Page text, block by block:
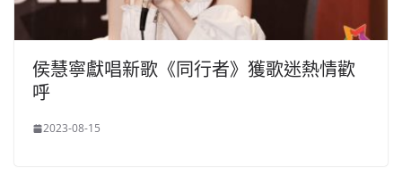
侯慧寧獻唱新歌《同行者》獲歌迷熱情歡
呼
2023-08-15